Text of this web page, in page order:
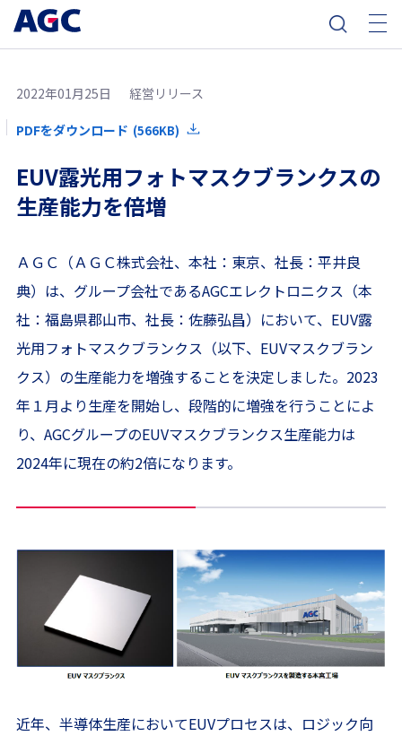
2022年01月25日 経営リリース
PDFをダウンロード (566KB)
EUV露光用フォトマスクブランクスの
生産能力を倍増
ＡＧＣ（ＡＧＣ株式会社、本社：東京、社長：平井良
典）は、グループ会社であるAGCエレクトロニクス（本
社：福島県郡山市、社長：佐藤弘昌）において、EUV露
光用フォトマスクブランクス（以下、EUVマスクブラン
クス）の生産能力を増強することを決定しました。2023
年１月より生産を開始し、段階的に増強を行うことによ
り、AGCグループのEUVマスクブランクス生産能力は
2024年に現在の約2倍になります。
近年、半導体生産においてEUVプロセスは、ロジック向